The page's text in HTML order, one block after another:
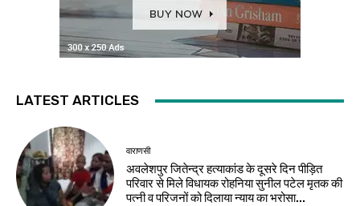
LATEST ARTICLES
वाराणसी
अवलेशपुर जितेन्द्र हत्याकांड के दूसरे दिन पीड़ित
परिवार से मिले विधायक रोहनिया सुनील पटेल मृतक की
पत्नी व परिजनों को दिलाया न्याय का भरोसा...